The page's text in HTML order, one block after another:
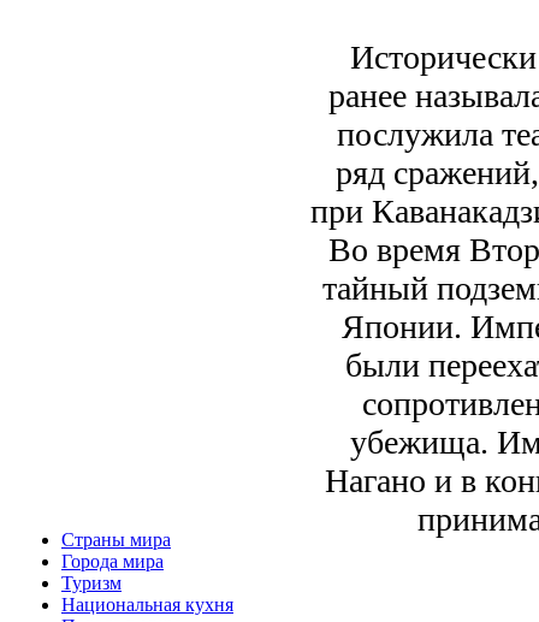
Страны мира
Города мира
Туризм
Национальная кухня
ранее
послужила
ряд
при
Во время
тайный
Японии.
были
убежища.
Нагано и в